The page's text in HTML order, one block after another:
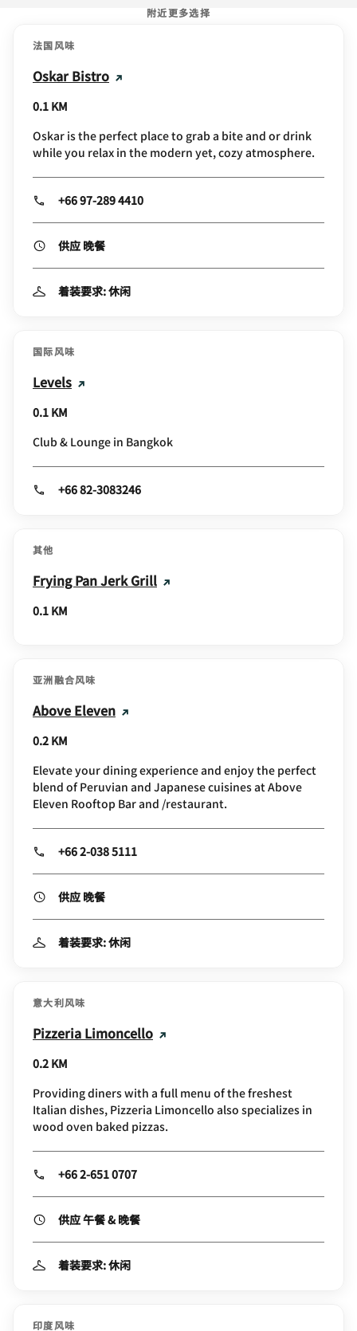
附近更多选择
法国风味
Oskar Bistro
0.1 KM
Oskar is the perfect place to grab a bite and or drink
while you relax in the modern yet, cozy atmosphere.
+66 97-289 4410
供应 晚餐
着装要求: 休闲
国际风味
Levels
0.1 KM
Club & Lounge in Bangkok
+66 82-3083246
其他
Frying Pan Jerk Grill
0.1 KM
亚洲融合风味
Above Eleven
0.2 KM
Elevate your dining experience and enjoy the perfect
blend of Peruvian and Japanese cuisines at Above
Eleven Rooftop Bar and /restaurant.
+66 2-038 5111
供应 晚餐
着装要求: 休闲
意大利风味
Pizzeria Limoncello
0.2 KM
Providing diners with a full menu of the freshest
Italian dishes, Pizzeria Limoncello also specializes in
wood oven baked pizzas.
+66 2-651 0707
供应 午餐 & 晚餐
着装要求: 休闲
印度风味